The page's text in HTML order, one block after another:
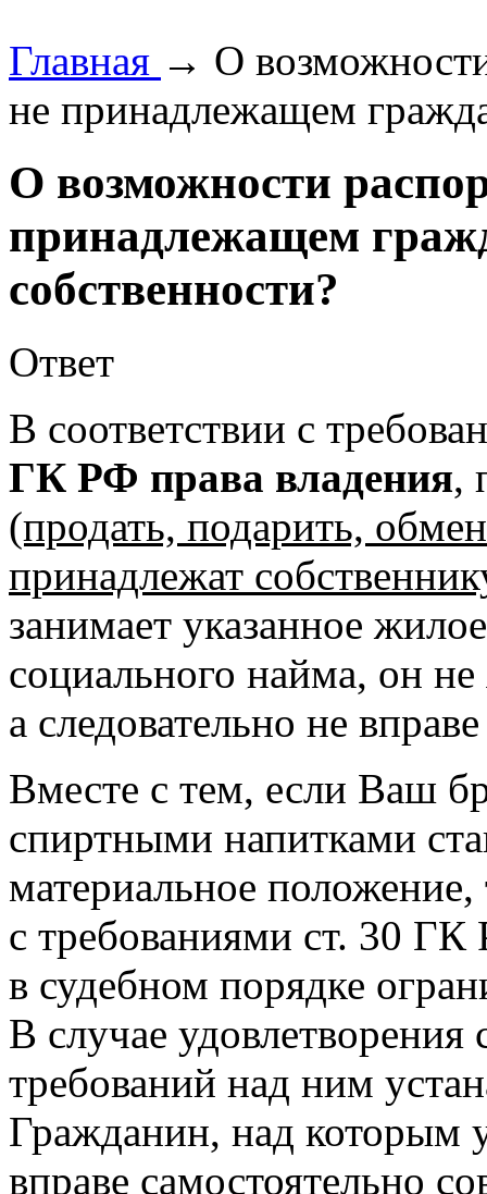
Главная → О
не принадлежащем
О возможности
принадлежащем
собственности?
Ответ
В соответствии с
ГК РФ права владения,
(продать, подарить,
принадлежат
занимает указанное
социального найма, он не
а следовательно не
Вместе с тем, если Ваш
спиртными напитками
материальное положение,
с требованиями ст. 30
в судебном порядке
В случае
требований над ним
Гражданин, над которым
вправе самостоятельно